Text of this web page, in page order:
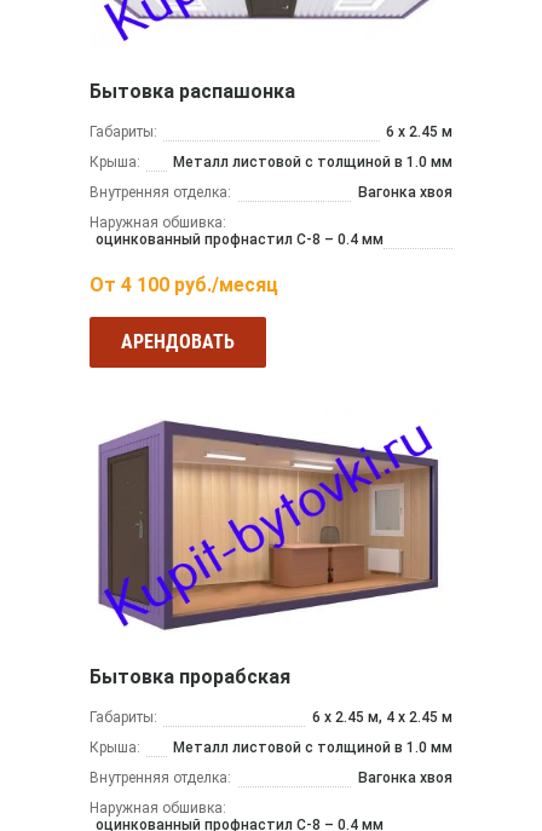
Бытовка распашонка
Габариты:
6 х 2.45 м
Крыша:
Металл листовой с толщиной в 1.0 мм
Внутренняя отделка:
Вагонка хвоя
Наружная обшивка:
оцинкованный профнастил С-8 – 0.4 мм
От 4 100 руб./месяц
АРЕНДОВАТЬ
Бытовка прорабская
Габариты:
6 х 2.45 м, 4 х 2.45 м
Крыша:
Металл листовой с толщиной в 1.0 мм
Внутренняя отделка:
Вагонка хвоя
Наружная обшивка:
оцинкованный профнастил С-8 – 0.4 мм